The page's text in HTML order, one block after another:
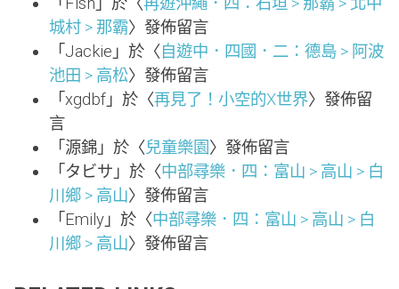
城村 > 那霸〉發佈留言
「 Jackie 」於〈自遊中．四國．二：德島 > 阿波
池田 > 高松〉發佈留言
「xgdbf 」於〈再見了！小空的X世界〉發佈留
言
「 源錦 」於〈兒童樂園〉發佈留言
「 タビサ 」於〈中部尋樂．四：富山 > 高山 > 白
川鄉 > 高山〉發佈留言
「 Emily 」於〈中部尋樂．四：富山 > 高山 > 白
川鄉 > 高山〉發佈留言